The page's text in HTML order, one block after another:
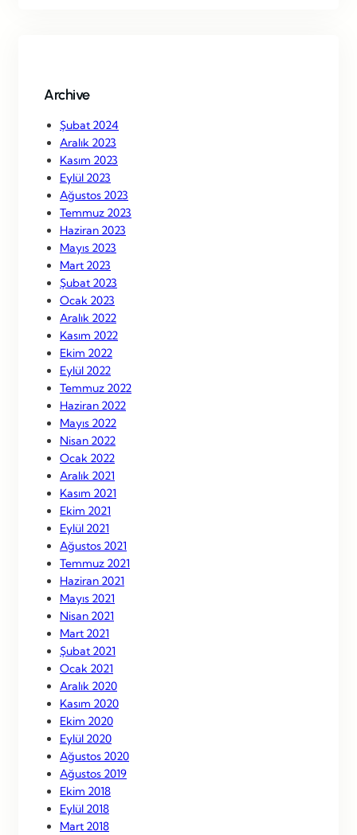
Archive
Şubat 2024
Aralık 2023
Kasım 2023
Eylül 2023
Ağustos 2023
Temmuz 2023
Haziran 2023
Mayıs 2023
Mart 2023
Şubat 2023
Ocak 2023
Aralık 2022
Kasım 2022
Ekim 2022
Eylül 2022
Temmuz 2022
Haziran 2022
Mayıs 2022
Nisan 2022
Ocak 2022
Aralık 2021
Kasım 2021
Ekim 2021
Eylül 2021
Ağustos 2021
Temmuz 2021
Haziran 2021
Mayıs 2021
Nisan 2021
Mart 2021
Şubat 2021
Ocak 2021
Aralık 2020
Kasım 2020
Ekim 2020
Eylül 2020
Ağustos 2020
Ağustos 2019
Ekim 2018
Eylül 2018
Mart 2018